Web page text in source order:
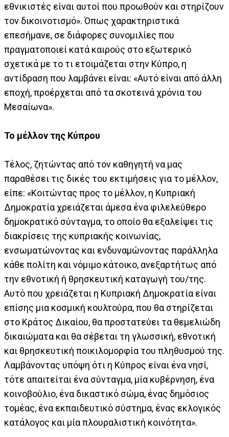
εθνικιστές είναι αυτοί που προωθούν και στηρίζουν
τον δικοινοτισμό». Όπως χαρακτηριστικά
επεσήμανε, σε διάφορες συνομιλίες που
πραγματοποιεί κατά καιρούς στο εξωτερικό
σχετικά με το τι ετοιμάζεται στην Κύπρο, η
αντίδραση που λαμβάνει είναι: «Αυτό είναι από άλλη
εποχή, προέρχεται από τα σκοτεινά χρόνια του
Μεσαίωνα».
To μέλλον της Κύπρου
Τέλος, ζητώντας από τον καθηγητή να μας
παραθέσει τις δικές του εκτιμήσεις για το μέλλον,
είπε: «Κοιτώντας προς το μέλλον, η Κυπριακή
Δημοκρατία χρειάζεται άμεσα ένα φιλελεύθερο
δημοκρατικό σύνταγμα, το οποίο θα εξαλείψει τις
διακρίσεις της κυπριακής κοινωνίας,
ενσωματώνοντας και ενδυναμώνοντας παράλληλα
κάθε πολίτη και νόμιμο κάτοικο, ανεξαρτήτως από
την εθνοτική ή θρησκευτική καταγωγή του/της.
Αυτό που χρειάζεται η Κυπριακή Δημοκρατία είναι
επίσης μια κοσμική κουλτούρα, που θα στηρίζεται
στο Κράτος Δικαίου, θα προστατεύει τα θεμελιώδη
δικαιώματα και θα σέβεται τη γλωσσική, εθνοτική
και θρησκευτική ποικιλομορφία του πληθυσμού της.
Λαμβάνοντας υπόψη ότι η Κύπρος είναι ένα νησί,
τότε απαιτείται ένα σύνταγμα, μία κυβέρνηση, ένα
κοινοβούλιο, ένα δικαστικό σώμα, ένας δημόσιος
τομέας, ένα εκπαιδευτικό σύστημα, ένας εκλογικός
κατάλογος και μία πλουραλιστική κοινότητα».